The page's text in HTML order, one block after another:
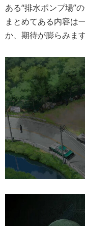
ある“排水ポンプ場”
まとめてある内容は
か、期待が膨らみます